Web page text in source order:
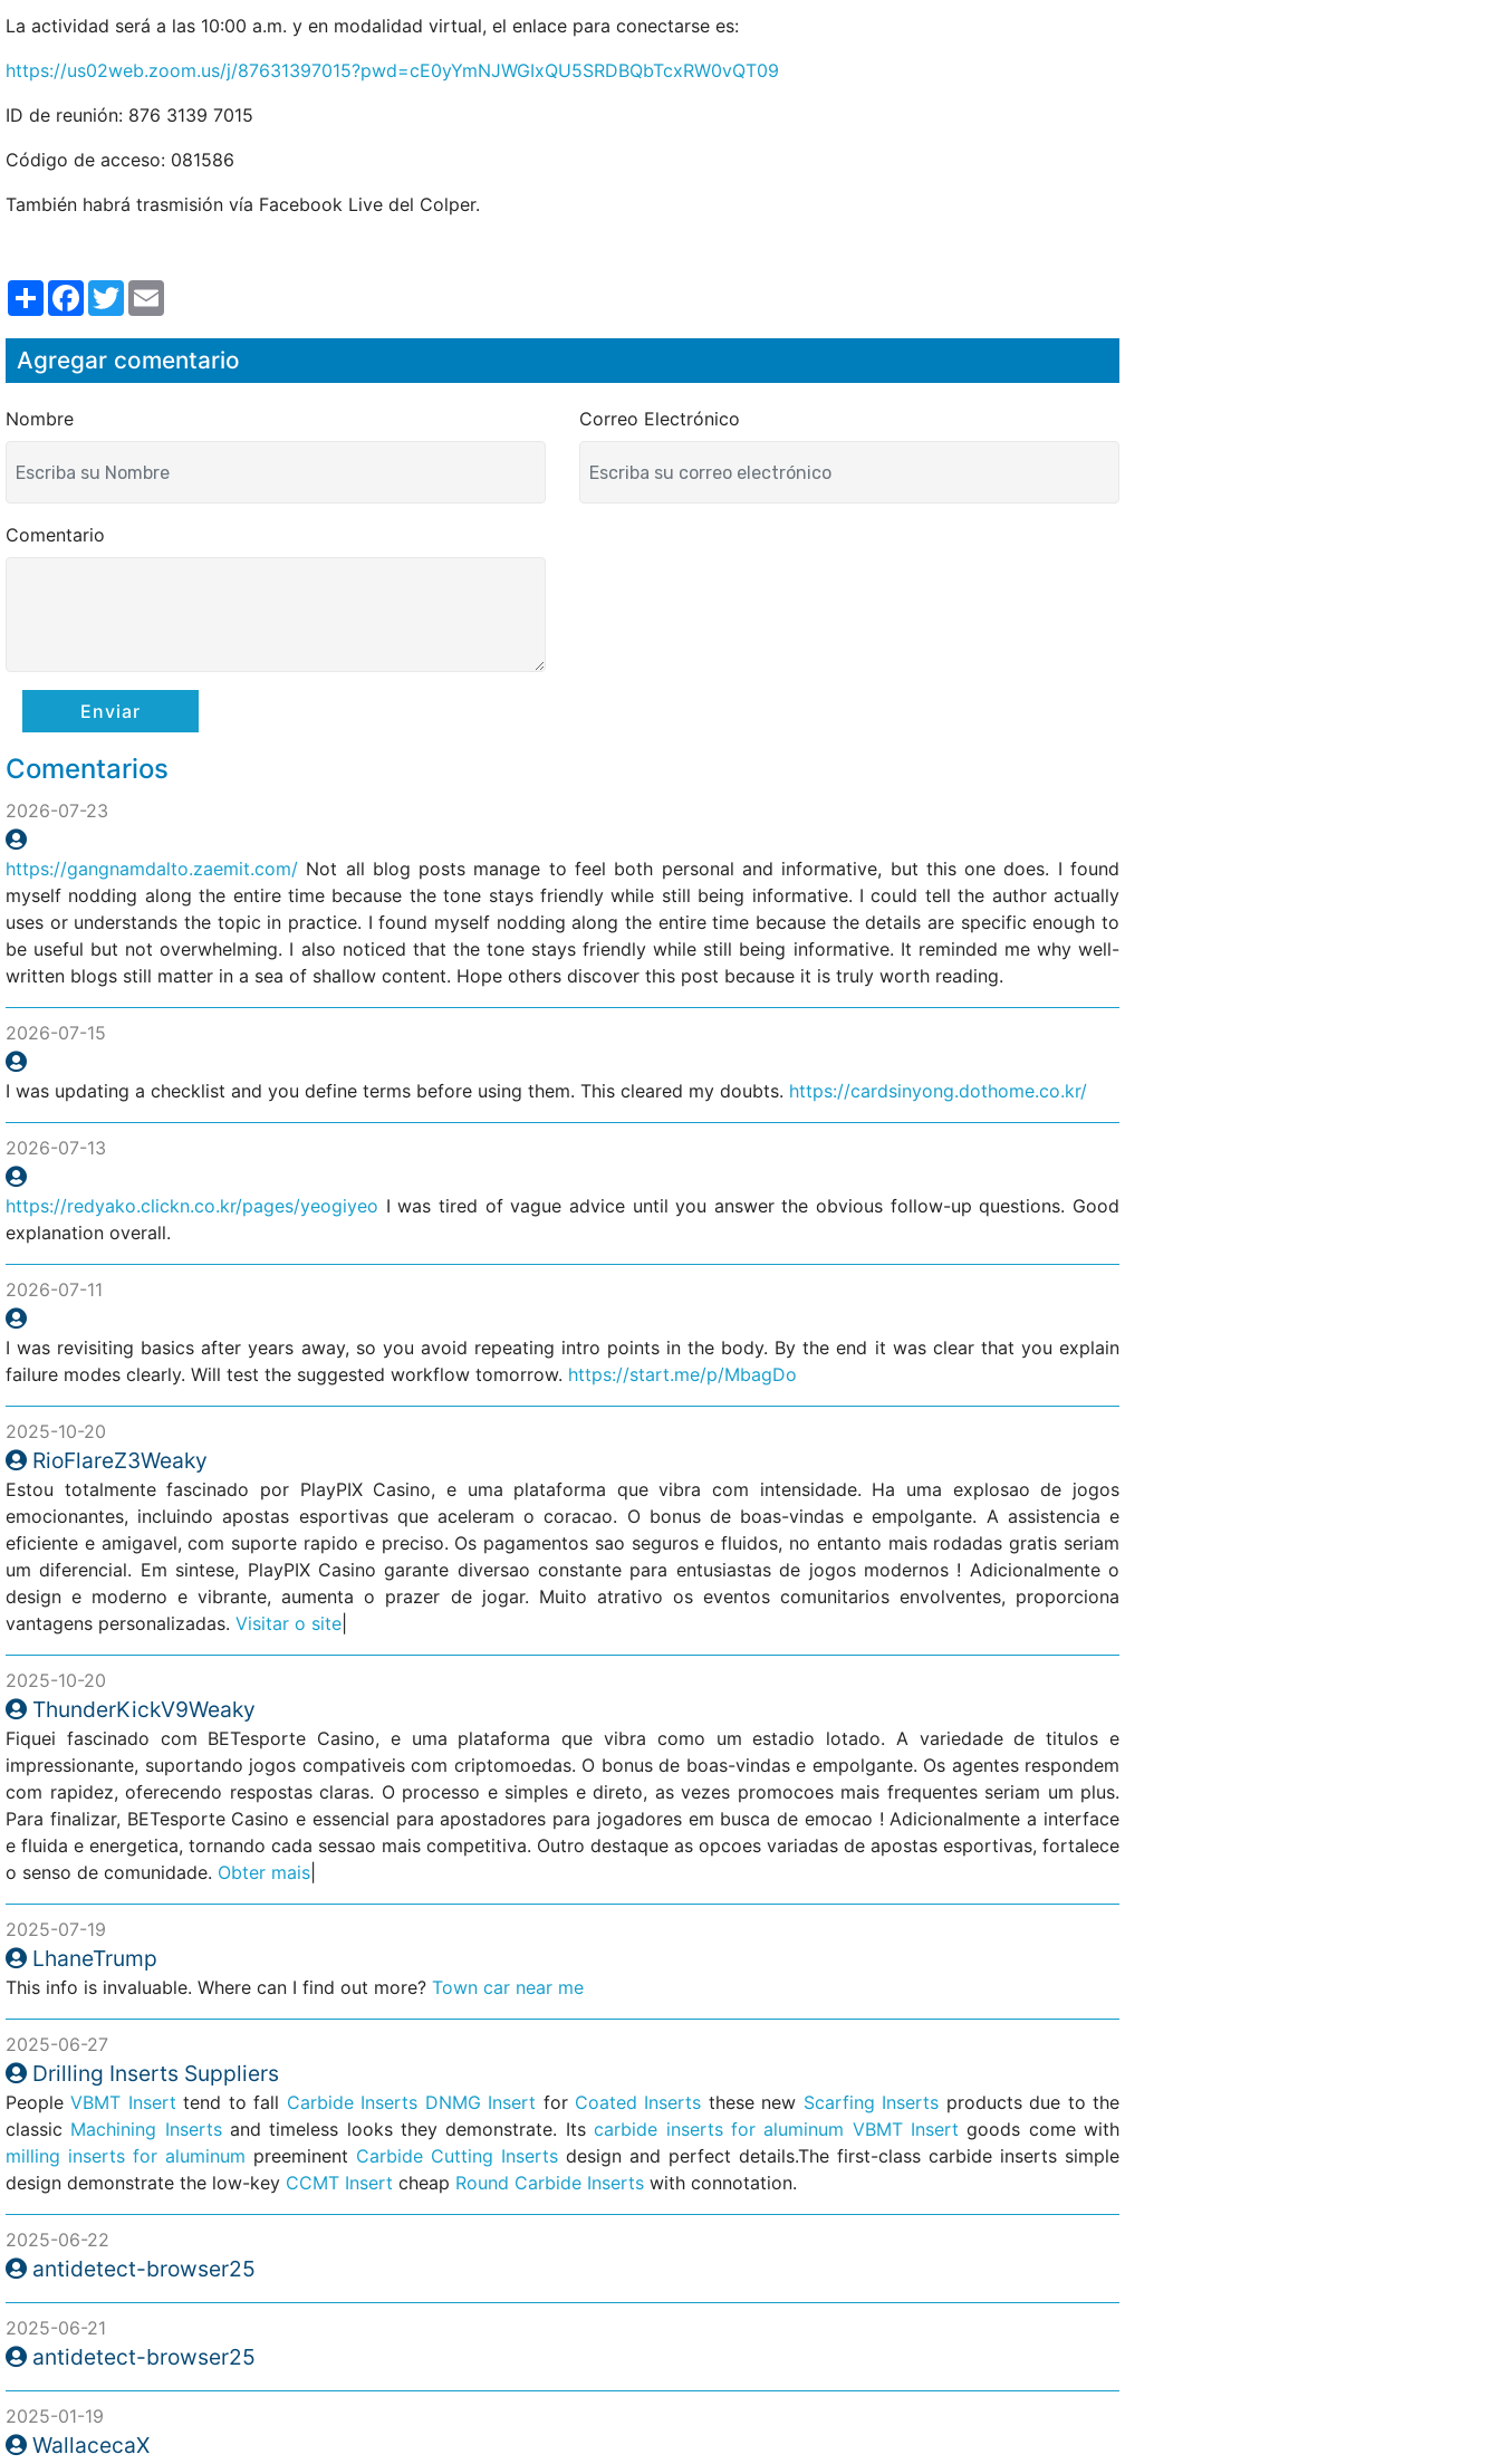
La actividad será a las 10:00 a.m. y en modalidad virtual, el enlace para conectarse es:
https://us02web.zoom.us/j/87631397015?pwd=cE0yYmNJWGIxQU5SRDBQbTcxRW0vQT09
ID de reunión: 876 3139 7015
Código de acceso: 081586
También habrá trasmisión vía Facebook Live del Colper.
S
h
r
e
F
a
e
b
o
T
w
t
t
e
i
l
Agregar comentario
Nombre Correo Electrónico
Comentario
Enviar
Comentarios
2026-07-23
https://gangnamdalto.zaemit.com/ Not all blog posts manage to feel both personal and informative, but this one does. I found
myself nodding along the entire time because the tone stays friendly while still being informative. I could tell the author actually
uses or understands the topic in practice. I found myself nodding along the entire time because the details are specific enough to
be useful but not overwhelming. I also noticed that the tone stays friendly while still being informative. It reminded me why well-
written blogs still matter in a sea of shallow content. Hope others discover this post because it is truly worth reading.
2026-07-15
I was updating a checklist and you define terms before using them. This cleared my doubts. https://cardsinyong.dothome.co.kr/
2026-07-13
https://redyako.clickn.co.kr/pages/yeogiyeo I was tired of vague advice until you answer the obvious follow-up questions. Good
explanation overall.
2026-07-11
I was revisiting basics after years away, so you avoid repeating intro points in the body. By the end it was clear that you explain
failure modes clearly. Will test the suggested workflow tomorrow. https://start.me/p/MbagDo
2025-10-20
RioFlareZ3Weaky
Estou totalmente fascinado por PlayPIX Casino, e uma plataforma que vibra com intensidade. Ha uma explosao de jogos
emocionantes, incluindo apostas esportivas que aceleram o coracao. O bonus de boas-vindas e empolgante. A assistencia e
eficiente e amigavel, com suporte rapido e preciso. Os pagamentos sao seguros e fluidos, no entanto mais rodadas gratis seriam
um diferencial. Em sintese, PlayPIX Casino garante diversao constante para entusiastas de jogos modernos ! Adicionalmente o
design e moderno e vibrante, aumenta o prazer de jogar. Muito atrativo os eventos comunitarios envolventes, proporciona
vantagens personalizadas. Visitar o site
2025-10-20
ThunderKickV9Weaky
Fiquei fascinado com BETesporte Casino, e uma plataforma que vibra como um estadio lotado. A variedade de titulos e
impressionante, suportando jogos compativeis com criptomoedas. O bonus de boas-vindas e empolgante. Os agentes respondem
com rapidez, oferecendo respostas claras. O processo e simples e direto, as vezes promocoes mais frequentes seriam um plus.
Para finalizar, BETesporte Casino e essencial para apostadores para jogadores em busca de emocao ! Adicionalmente a interface
e fluida e energetica, tornando cada sessao mais competitiva. Outro destaque as opcoes variadas de apostas esportivas, fortalece
o senso de comunidade. Obter mais
2025-07-19
LhaneTrump
This info is invaluable. Where can I find out more? Town car near me
2025-06-27
Drilling Inserts Suppliers
PeopleVBMT Insert tend to fall Carbide Inserts DNMG Insert for Coated Inserts these new Scarfing Inserts products due to the
classic Machining Insertsand timeless looks they demonstrate. Itscarbide inserts for aluminum VBMT Insert goods come with
milling inserts for aluminum preeminent Carbide Cutting Inserts design and perfect details.The first-class carbide inserts simple
design demonstrate the low-key CCMT Insert cheap Round Carbide Inserts with connotation.
2025-06-22
antidetect-browser25
2025-06-21
antidetect-browser25
2025-01-19
WallacecaX